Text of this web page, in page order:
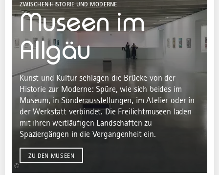
©
ZWISCHEN HISTORIE UND MODERNE
Museen im
Allgäu
Kunst und Kultur schlagen die Brücke von der
Historie zur Moderne: Spüre, wie sich beides im
Museum, in Sonderausstellungen, im Atelier oder in
der Werkstatt verbindet. Die Freilichtmuseen laden
mit ihren weitläufigen Landschaften zu
Spaziergängen in die Vergangenheit ein.
ZU DEN MUSEEN